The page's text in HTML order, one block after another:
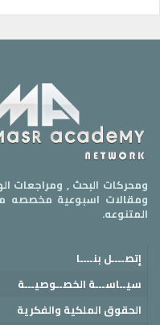
ومحركات البحث , ومراجعات
ومقالات اسبوعية مخصصه
المتنوعه.
إتصــــل بنــــا
سيــاســـة الخصــوصيـــة
الحقوق الملكية والفكرية